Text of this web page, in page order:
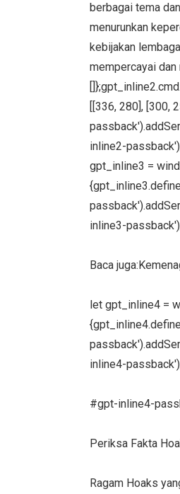
berbagai tema
menurunkan
kebijakan
mempercayai
[[336, 280], [300,
inline2-
gpt_inline3 =
inline3-
Baca
let gpt_inline4 =
inline4-
#gpt-inline4-
Periksa Fakta
Ragam Hoaks